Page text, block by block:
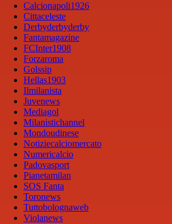
Calcionapoli1926
Cittaceleste
Derbyderbyderby
Fantamagazine
FCInter1908
Forzaroma
Golssip
Hellas1903
Ilmilanista
Juvenews
Mediagol
Milanistichannel
Mondoudinese
Notiziecalciomercato
Numericalcio
Padovasport
Pianetamilan
SOS Fanta
Toronews
Tuttobolognaweb
Violanews